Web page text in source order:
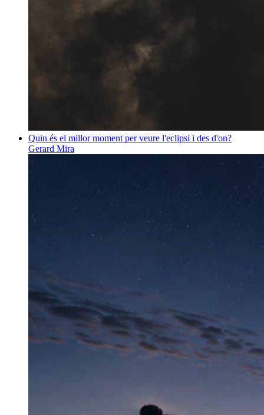
Quin és el millor moment per veure l'eclipsi i des d'on?
Gerard Mira